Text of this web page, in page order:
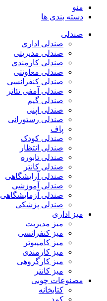
منو
دسته بندی ها
صندلی
صندلی اداری
صندلی مدیریتی
صندلی کارمندی
صندلی معاونتی
صندلی کنفرانسی
صندلی آمفی تئاتر
صندلی گیم
صندلی اپنی
صندلی رستورانی
پاف
صندلی کودک
صندلی انتظار
صندلی تابوره
صندلی کانتر
صندلی آرایشگاهی
صندلی آموزشی
صندلی آزمایشگاهی
صندلی پزشکی
میز اداری
میز مدیریت
میز کنفرانسی
میز کامپیوتر
میز کارمندی
میز کارگروهی
میز کانتر
مصنوعات چوبی
کتابخانه
کمد